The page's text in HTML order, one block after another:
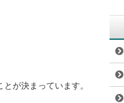
が決まっています。